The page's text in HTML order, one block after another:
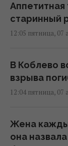
старинный
12:05 пятница, 07
В Коблево
взрыва
12:04 пятница, 07
Жена
она